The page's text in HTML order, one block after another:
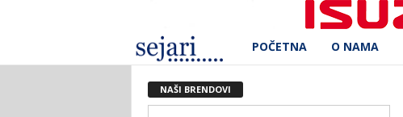
e
POČETNA O NAMA
NAŠI BRENDOVI